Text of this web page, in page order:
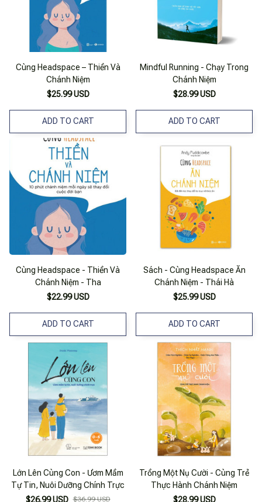
Cùng Headspace – Thiền Và
Chánh Niệm
$25.99 USD
ADD TO CART
Mindful Running - Chạy Trong
Chánh Niệm
$28.99 USD
ADD TO CART
Cùng Headspace - Thiền Và
Chánh Niệm - Tha
$22.99 USD
ADD TO CART
Sách - Cùng Headspace Ăn
Chánh Niệm - Thái Hà
$25.99 USD
ADD TO CART
Lớn Lên Cùng Con - Ươm Mầm
Tự Tin, Nuôi Dưỡng Chính Trực
$26.99 USD $36.99 USD
Trồng Một Nụ Cười - Cùng Trẻ
Thực Hành Chánh Niệm
$28.99 USD